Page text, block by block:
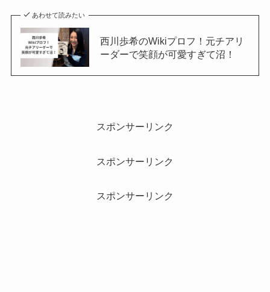
あわせて読みたい
西川歩希のWikiプロフ！元チアリ
ーダーで笑顔が可愛すぎて沼！
スポンサーリンク
スポンサーリンク
スポンサーリンク